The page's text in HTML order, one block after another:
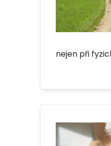
nejen při